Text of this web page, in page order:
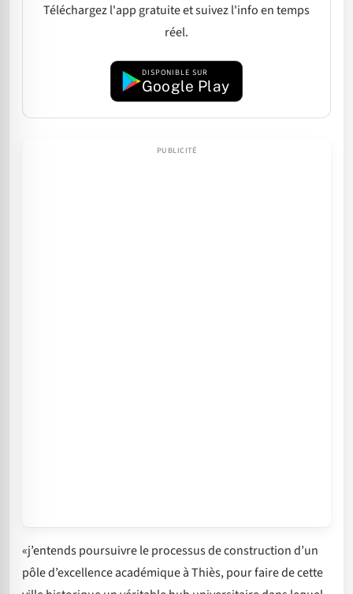
Téléchargez l'app gratuite et suivez l'info en temps
réel.
DISPONIBLE SUR
Google Play
«j’entends poursuivre le processus de construction d’un
pôle d’excellence académique à Thiès, pour faire de cette